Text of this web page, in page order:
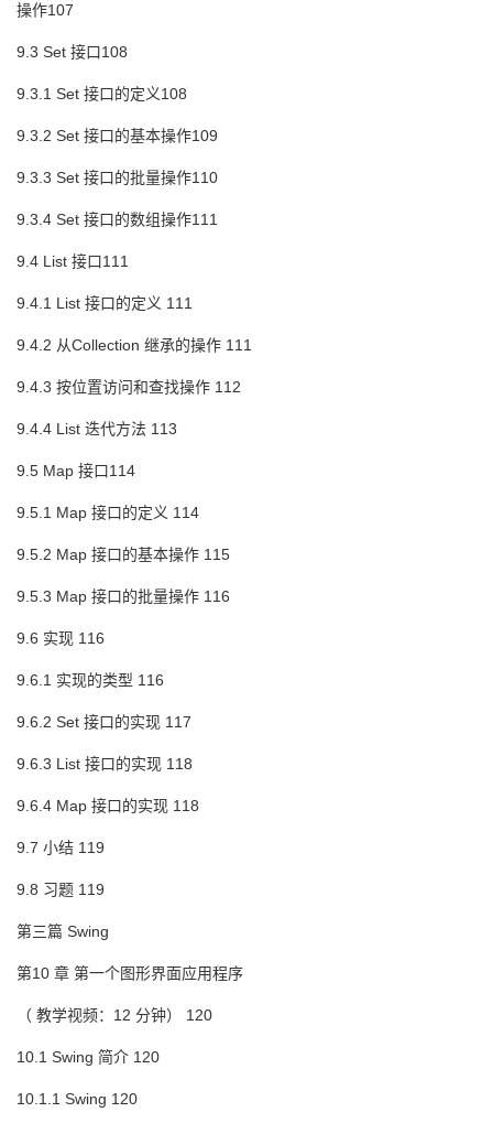
操作107
9.3 Set 接口108
9.3.1 Set 接口的定义108
9.3.2 Set 接口的基本操作109
9.3.3 Set 接口的批量操作110
9.3.4 Set 接口的数组操作111
9.4 List 接口111
9.4.1 List 接口的定义 111
9.4.2 从Collection 继承的操作 111
9.4.3 按位置访问和查找操作 112
9.4.4 List 迭代方法 113
9.5 Map 接口114
9.5.1 Map 接口的定义 114
9.5.2 Map 接口的基本操作 115
9.5.3 Map 接口的批量操作 116
9.6 实现 116
9.6.1 实现的类型 116
9.6.2 Set 接口的实现 117
9.6.3 List 接口的实现 118
9.6.4 Map 接口的实现 118
9.7 小结 119
9.8 习题 119
第三篇 Swing
第10 章 第一个图形界面应用程序
（ 教学视频：12 分钟） 120
10.1 Swing 简介 120
10.1.1 Swing 120